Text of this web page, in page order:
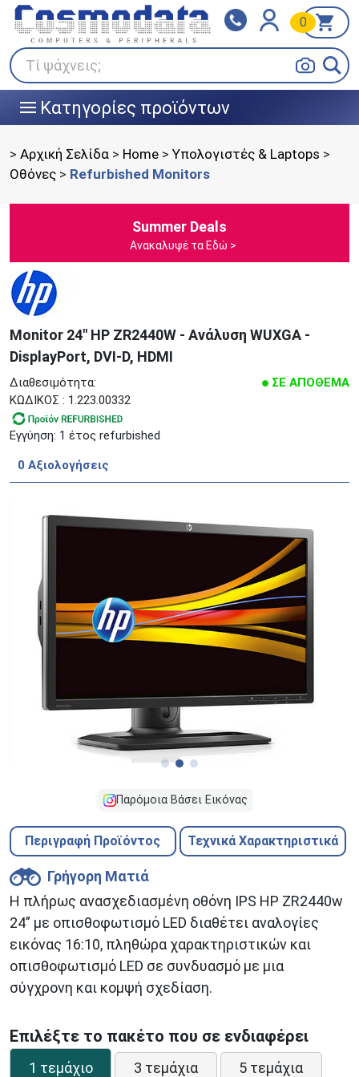
Τί ψάχνεις;
0
||| Κατηγορίες προϊόντων
Klarna
Πληρώστε σε 3
άτοκες δόσεις
BOX NOW
> Αρχική Σελίδα > Home > Υπολογιστές & Laptops >
Οθόνες > Refurbished Monitors
Summer Deals
Ανακαλυψέ τα Εδώ >
Monitor 24" HP ZR2440W - Ανάλυση WUXGA -
DisplayPort, DVI-D, HDMI
Διαθεσιμότητα:
ΣΕ ΑΠΟΘΕΜΑ
ΚΩΔΙΚΟΣ : 1.223.00332
Εγγύηση: 1 έτος refurbished
0 Aξιολογήσεις
Παρόμοια Βάσει Εικόνας
Περιγραφή Προϊόντος Τεχνικά Χαρακτηριστικά
Γρήγορη Ματιά
Η πλήρως ανασχεδιασμένη οθόνη IPS HP ZR2440w
24” με οπισθοφωτισμό LED διαθέτει αναλογίες
εικόνας 16:10, πληθώρα χαρακτηριστικών και
οπισθοφωτισμό LED σε συνδυασμό με μια
σύγχρονη και κομψή σχεδίαση.
Επιλέξτε το πακέτο που σε ενδιαφέρει
1 τεμάχιο
3 τεμάχια
5 τεμάχια